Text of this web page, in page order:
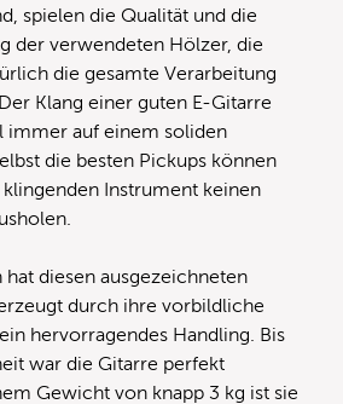
spielen die Qualität und die
der verwendeten Hölzer, die
die gesamte Verarbeitung
Klang einer guten E-Gitarre
immer auf einem soliden
die besten Pickups können
Instrument keinen
hat diesen ausgezeichneten
durch ihre vorbildliche
hervorragendes Handling. Bis
war die Gitarre perfekt
Gewicht von knapp 3 kg ist sie